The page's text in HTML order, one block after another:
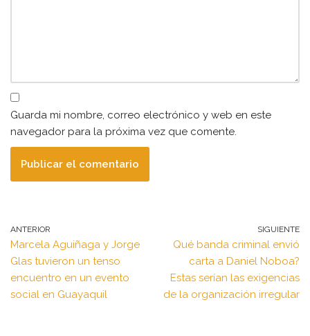
Guarda mi nombre, correo electrónico y web en este
navegador para la próxima vez que comente.
ANTERIOR
Marcela Aguiñaga y Jorge
Glas tuvieron un tenso
encuentro en un evento
social en Guayaquil
SIGUIENTE
Qué banda criminal envió
carta a Daniel Noboa?
Estas serían las exigencias
de la organización irregular